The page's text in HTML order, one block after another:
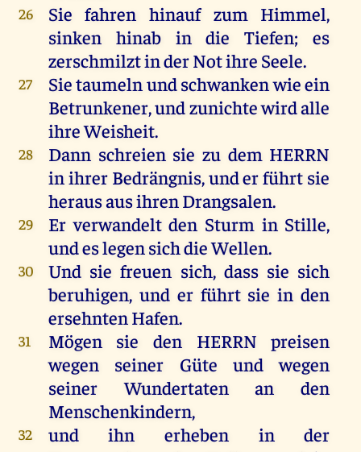
26 Sie fahren hinauf zum Himmel,
sinken
hinab in die Tiefen;es
zerschmilztinderNotihre Seele.
27 Sietaumelnundschwankenwieein
Betrunkener,undzunichtewirdalle
ihreWeisheit.
28 Dann schreien sie zu dem HERRN
inihrer Bedrängnis,underführt sie
herausausihrenDrangsalen.
29 Er verwandelt den Sturm in Stille,
undeslegensichdieWellen.
30 Und sie freuen sich, dass sie sich
beruhigen, und er führt sie in den
ersehnten Hafen.
31 Mögen sie den HERRN
preisen
wegen
seiner Güte und
wegen
seinerWundertatenan
den
Menschenkindern,
32 und ihn erheben in
der